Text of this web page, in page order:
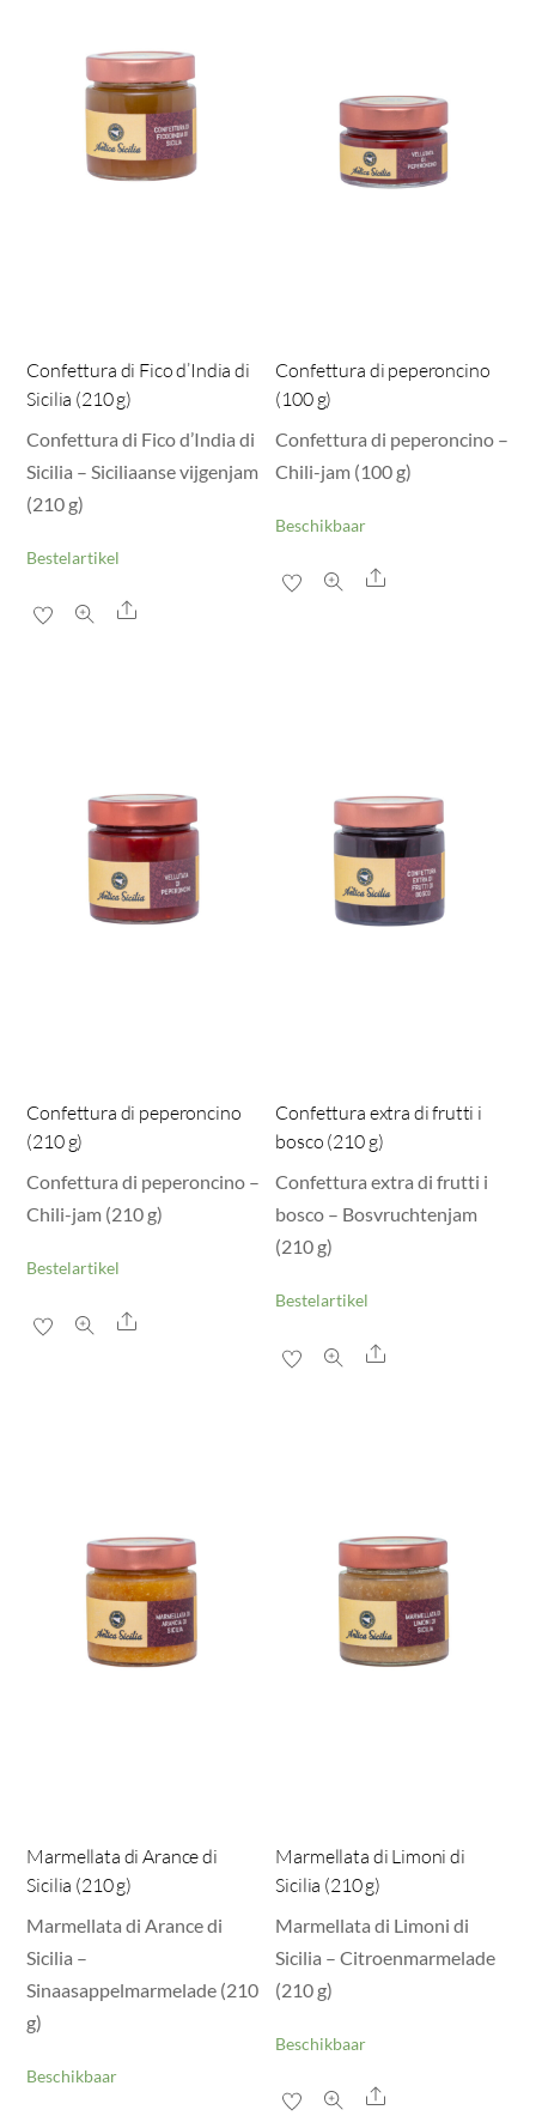
Confettura di Fico d’India di
Sicilia (210 g)
Confettura di Fico d’India di
Sicilia – Siciliaanse vijgenjam
(210 g)
Bestelartikel
Share
Confettura di peperoncino
(100 g)
Confettura di peperoncino –
Chili-jam (100 g)
Beschikbaar
Share
Confettura di peperoncino
(210 g)
Confettura di peperoncino –
Chili-jam (210 g)
Bestelartikel
Share
Confettura extra di frutti i
bosco (210 g)
Confettura extra di frutti i
bosco – Bosvruchtenjam
(210 g)
Bestelartikel
Share
Marmellata di Arance di
Sicilia (210 g)
Marmellata di Arance di
Sicilia –
Sinaasappelmarmelade (210
g)
Beschikbaar
Marmellata di Limoni di
Sicilia (210 g)
Marmellata di Limoni di
Sicilia – Citroenmarmelade
(210 g)
Beschikbaar
Share